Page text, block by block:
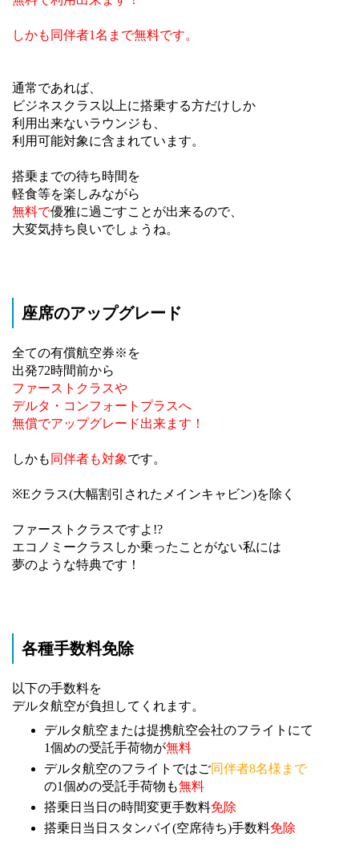
しかも同伴者1名まで無料です。
通常であれば、
ビジネスクラス以上に搭乗する方だけしか
利用出来ないラウンジも、
利用可能対象に含まれています。
搭乗までの待ち時間を
軽食等を楽しみながら
無料で優雅に過ごすことが出来るので、
大変気持ち良いでしょうね。
座席のアップグレード
全ての有償航空券※を
出発72時間前から
ファーストクラスや
デルタ・コンフォートプラスへ
無償でアップグレード出来ます！
しかも 同伴者も対象です。
※Eクラス(大幅割引されたメインキャビン)を除く
ファーストクラスですよ!?
エコノミークラスしか乗ったことがない私には
夢のような特典です！
各種手数料免除
以下の手数料を
デルタ航空が負担してくれます。
デルタ航空または提携航空会社のフライトにて
1個めの受託手荷物が無料
デルタ航空のフライトではご同伴者8名様まで
の1個めの受託手荷物も無料
搭乗日当日の時間変更手数料免除
搭乗日当日スタンバイ(空席待ち)手数料免除